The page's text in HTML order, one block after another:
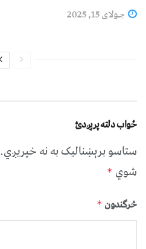
جولای 15, 2025
ځواب دلته پرېږدئ
ستاسو برېښناليک به نه خپريږي.
شوي *
څرگندون *